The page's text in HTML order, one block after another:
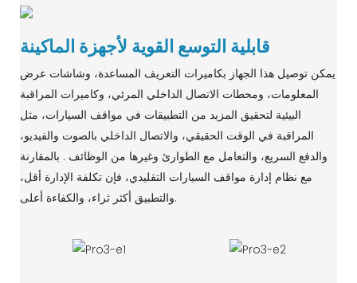
قابلية التوسع القوية لأجهزة الماكينة
يمكن توصيل هذا الجهاز بكاميرات التعريف المساعدة، وشاشات عرض
المعلومات، ومحطات الاتصال الداخلي المرئي، وكاميرات المراقبة
البيئية لتحقيق المزيد من التطبيقات في مواقف السيارات، مثل
المراقبة في الوقت الحقيقي، والاتصال الداخلي بالصوت والفيديو،
والدفع السريع، والتعامل مع الطوارئ وغيرها من الوظائف . بالمقارنة
مع نظام إدارة مواقف السيارات التقليدي، فإن تكلفة الإدارة أقل،
والتطبيق أكثر ثراء، والكفاءة أعلى.